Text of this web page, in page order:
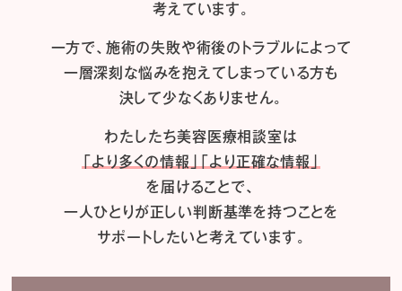
考えています。
一方で、施術の失敗や術後のトラブルによって
一層深刻な悩みを抱えてしまっている方も
決して少なくありません。
わたしたち美容医療相談室は
「より多くの情報」「より正確な情報」
を届けることで、
一人ひとりが正しい判断基準を持つことを
サポートしたいと考えています。